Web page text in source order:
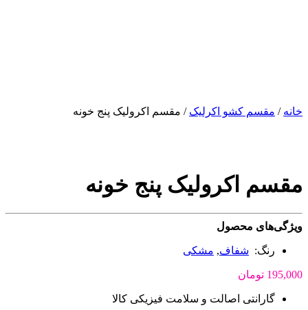
خانه / مقسم کشو اکرلیک / مقسم اکرولیک پنج خونه
مقسم اکرولیک پنج خونه
ویژگی‌های محصول
رنگ: شفاف, مشکی
195,000 تومان
گارانتی اصالت و سلامت فیزیکی کالا